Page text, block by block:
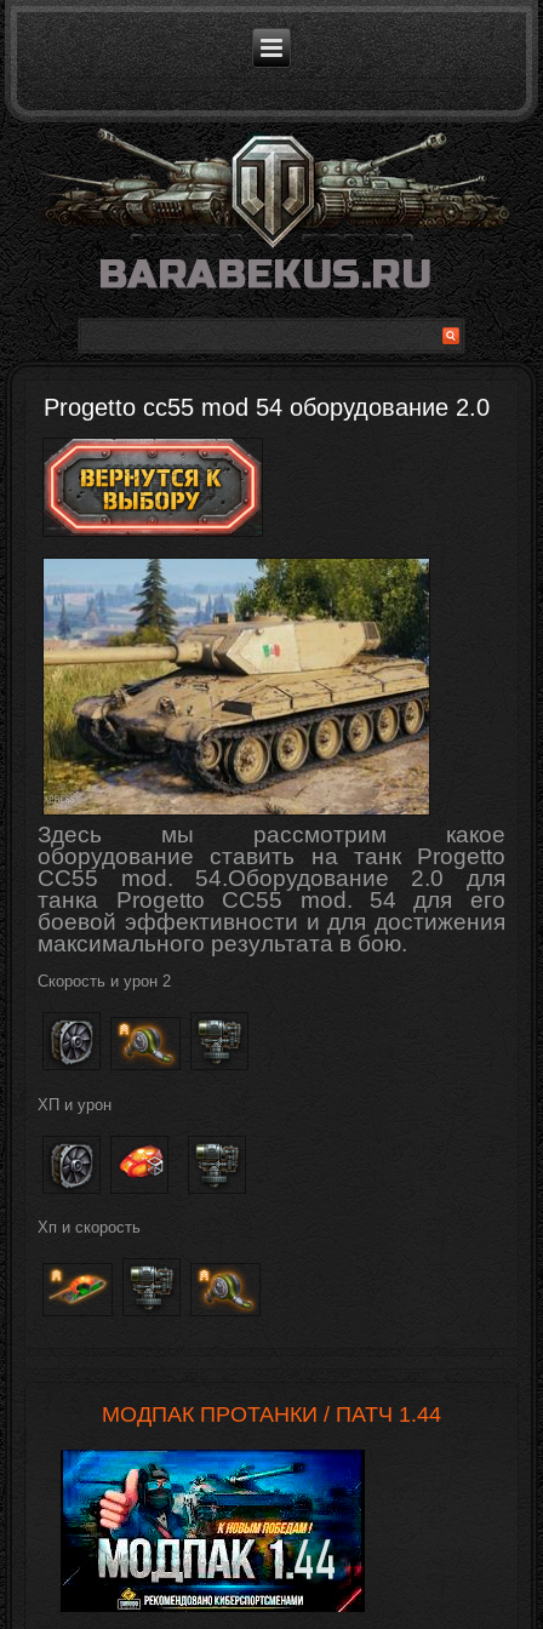
Progetto cc55 mod 54 оборудование 2.0
Здесь мы рассмотрим какое
оборудование ставить на танк Progetto
CC55 mod. 54.Оборудование 2.0 для
танка Progetto CC55 mod. 54 для его
боевой эффективности и для достижения
максимального результата в бою.
Скорость и урон 2
ХП и урон
Хп и скорость
МОДПАК ПРОТАНКИ / ПАТЧ 1.44